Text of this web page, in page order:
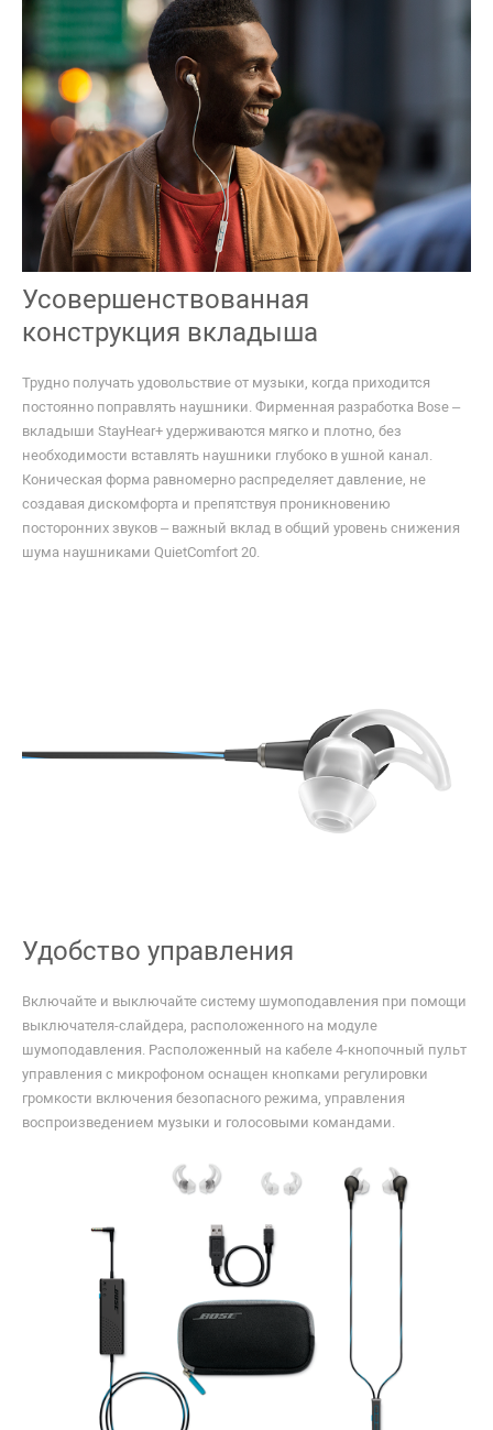
Усовершенствованная
конструкция вкладыша
Трудно получать удовольствие от музыки, когда приходится
постоянно поправлять наушники. Фирменная разработка Bose –
вкладыши StayHear+ удерживаются мягко и плотно, без
необходимости вставлять наушники глубоко в ушной канал.
Коническая форма равномерно распределяет давление, не
создавая дискомфорта и препятствуя проникновению
посторонних звуков – важный вклад в общий уровень снижения
шума наушниками QuietComfort 20.
Удобство управления
Включайте и выключайте систему шумоподавления при помощи
выключателя-слайдера, расположенного на модуле
шумоподавления. Расположенный на кабеле 4-кнопочный пульт
управления с микрофоном оснащен кнопками регулировки
громкости включения безопасного режима, управления
воспроизведением музыки и голосовыми командами.